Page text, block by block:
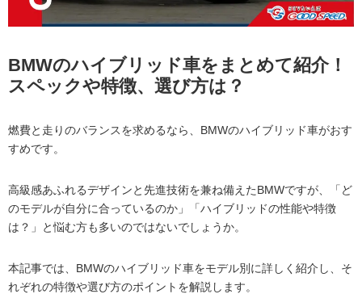
BMWのハイブリッド車をまとめて紹介！
スペックや特徴、選び方は？
燃費と走りのバランスを求めるなら、BMWのハイブリッド車がおす
すめです。
高級感あふれるデザインと先進技術を兼ね備えたBMWですが、「ど
のモデルが自分に合っているのか」「ハイブリッドの性能や特徴
は？」と悩む方も多いのではないでしょうか。
本記事では、BMWのハイブリッド車をモデル別に詳しく紹介し、そ
れぞれの特徴や選び方のポイントを解説します。